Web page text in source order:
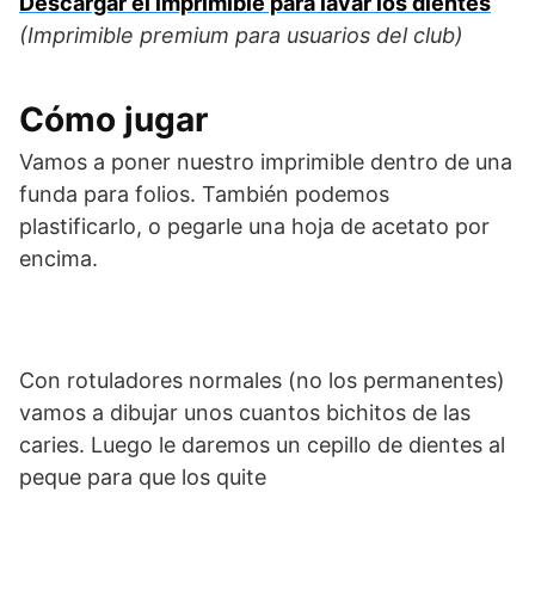
(Imprimible premium para usuarios del club)
Cómo jugar
Vamos a poner nuestro imprimible dentro de una
funda para folios. También podemos
plastificarlo, o pegarle una hoja de acetato por
encima.
Con rotuladores normales (no los permanentes)
vamos a dibujar unos cuantos bichitos de las
caries. Luego le daremos un cepillo de dientes al
peque para que los quite